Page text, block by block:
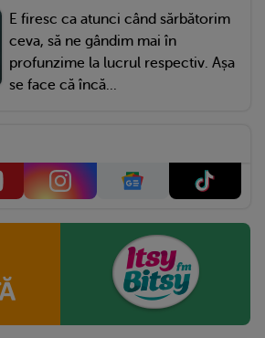
E firesc ca atunci când sărbătorim
ceva, să ne gândim mai în
profunzime la lucrul respectiv. Așa
se face că încă...